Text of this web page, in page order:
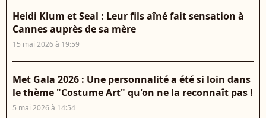
Heidi Klum et Seal : Leur fils aîné fait sensation à
Cannes auprès de sa mère
15 mai 2026 à 19:59
Met Gala 2026 : Une personnalité a été si loin dans
le thème "Costume Art" qu'on ne la reconnaît pas !
5 mai 2026 à 14:54